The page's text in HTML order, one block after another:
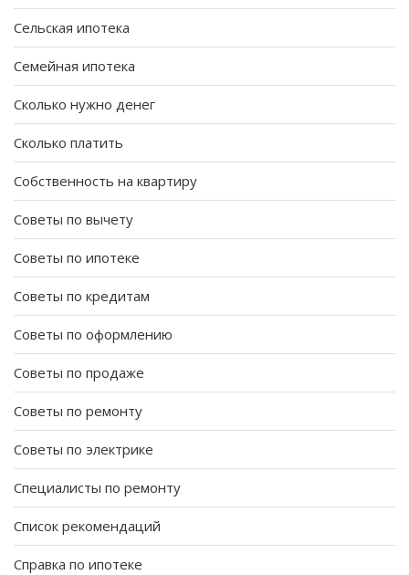
Сельская ипотека
Семейная ипотека
Сколько нужно денег
Сколько платить
Собственность на квартиру
Советы по вычету
Советы по ипотеке
Советы по кредитам
Советы по оформлению
Советы по продаже
Советы по ремонту
Советы по электрике
Специалисты по ремонту
Список рекомендаций
Справка по ипотеке